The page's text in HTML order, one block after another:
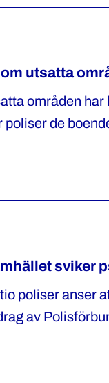
utsatta
områden
poliser de
sviker
poliser anser
av